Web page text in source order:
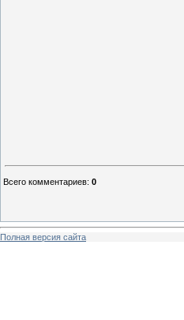
Всего комментариев: 0
Полная версия сайта